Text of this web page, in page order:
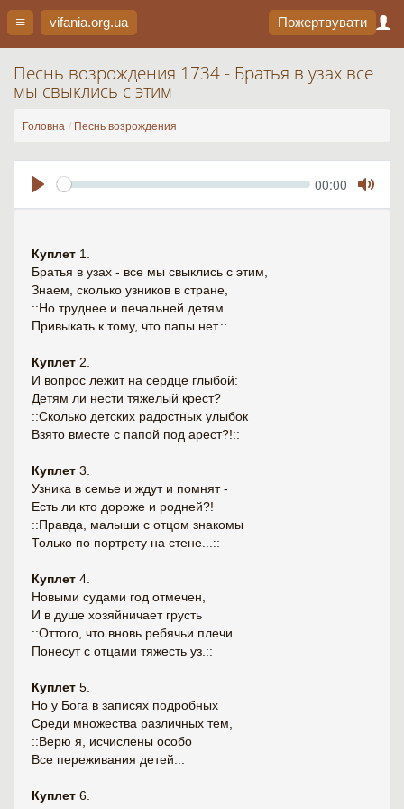
vifania.org.ua Пожертвувати
Песнь возрождения 1734 - Братья в узах все
мы свыклись с этим
Головна Песнь возрождения
Seek Current
00:00
Mute
Куплет 1.
Братья в узах - все мы свыклись с этим,
Знаем, сколько узников в стране,
::Но труднее и печальней детям
Привыкать к тому, что папы нет.::
Куплет 2.
И вопрос лежит на сердце глыбой:
Детям ли нести тяжелый крест?
::Сколько детских радостных улыбок
Взято вместе с папой под арест?!::
Куплет 3.
Узника в семье и ждут и помнят -
Есть ли кто дороже и родней?!
::Правда, малыши с отцом знакомы
Только по портрету на стене...::
Куплет 4.
Новыми судами год отмечен,
И в душе хозяйничает грусть
::Оттого, что вновь ребячьи плечи
Понесут с отцами тяжесть уз.::
Куплет 5.
Но у Бога в записях подробных
Среди множества различных тем,
::Верю я, исчислены особо
Все переживания детей.::
Куплет 6.